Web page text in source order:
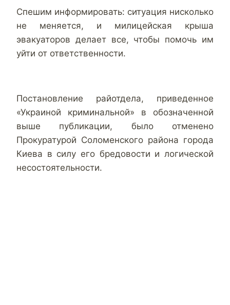
Спешим информировать: ситуация нисколько
не меняется, и милицейская крыша
эвакуаторов делает все, чтобы помочь им
уйти от ответственности.
Постановление райотдела, приведенное
«Украиной криминальной» в обозначенной
выше публикации, было отменено
Прокуратурой Соломенского района города
Киева в силу его бредовости и логической
несостоятельности.